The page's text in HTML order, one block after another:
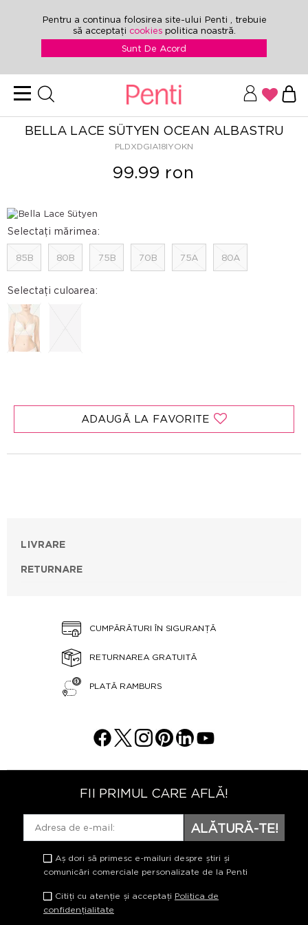
Pentru a continua folosirea site-ului Penti , trebuie
să acceptați cookies politica noastră.
Sunt De Acord
BELLA LACE SÜTYEN OCEAN ALBASTRU
PLDXDGIA18IYOKN
99.99 ron
Selectați mărimea:
85B 80B 75B 70B 75A 80A
Selectați culoarea:
ADAUGĂ LA FAVORITE
LIVRARE
RETURNARE
CUMPĂRĂTURI ÎN SIGURANȚĂ
RETURNAREA GRATUITĂ
PLATĂ RAMBURS
FII PRIMUL CARE AFLĂ!
ALĂTURĂ-TE!
Aș dori să primesc e-mailuri despre știri și
comunicări comerciale personalizate de la Penti
Citiți cu atenție și acceptați Politica de
confidențialitate